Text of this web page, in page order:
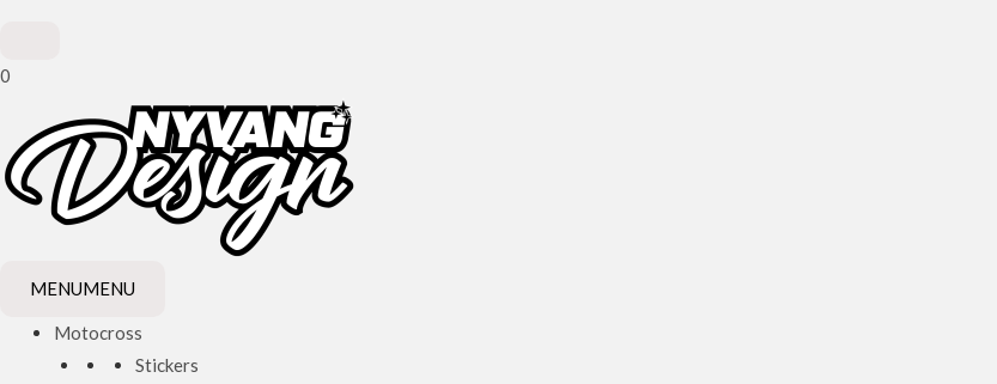
0
MENUMENU
Motocross
Stickers